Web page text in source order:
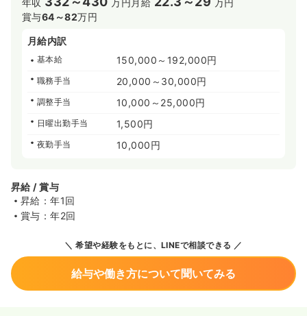
年収 万円 月給
万円
賞与64～82万円
月給内訳
基本給 150,000～192,000円
職務手当 20,000～30,000円
調整手当 10,000～25,000円
日曜出勤手当 1,500円
夜勤手当 10,000円
昇給 / 賞与
昇給：年1回
賞与：年2回
希望や経験をもとに、LINEで相談できる
給与や働き方について聞いてみる